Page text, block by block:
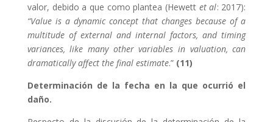
valor, debido a que como plantea (Hewett et al: 2017):
“Value is a dynamic concept that changes because of a
multitude of external and internal factors, and timing
variances, like many other variables in valuation, can
dramatically affect the final estimate.” (11)
Determinación de la fecha en la que ocurrió el
daño.